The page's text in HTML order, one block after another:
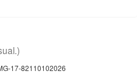
17-82110102026